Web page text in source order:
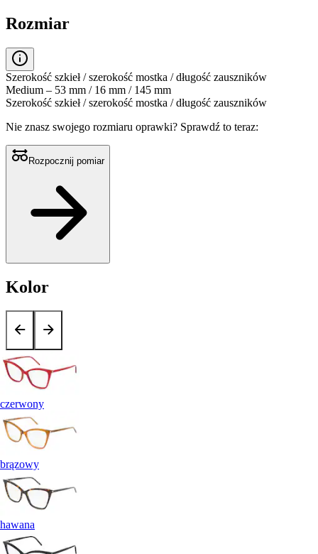
Rozmiar
Szerokość szkieł / szerokość mostka / długość zauszników
Medium – 53 mm / 16 mm / 145 mm
Szerokość szkieł / szerokość mostka / długość zauszników
Nie znasz swojego rozmiaru oprawki? Sprawdź to teraz:
Rozpocznij pomiar
Kolor
czerwony
brązowy
hawana